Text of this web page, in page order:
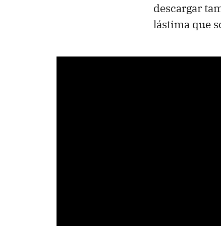
descargar
lástima que